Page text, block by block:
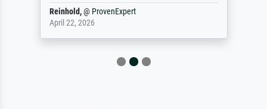
Reinhold,@ ProvenExpert
April 22, 2026